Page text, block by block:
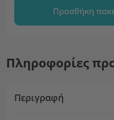
Προσθήκη
Πληροφορίες
Περιγραφή